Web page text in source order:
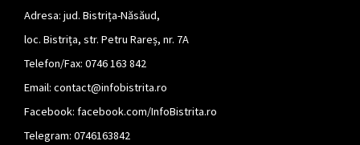
Adresa: jud. Bistrița-Năsăud,
loc. Bistrița, str. Petru Rareș, nr. 7A
Telefon/Fax: 0746 163 842
Email: contact@infobistrita.ro
Facebook: facebook.com/InfoBistrita.ro
Telegram: 0746163842